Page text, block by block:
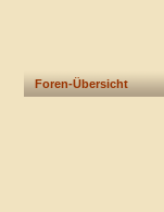
Foren-Übersicht